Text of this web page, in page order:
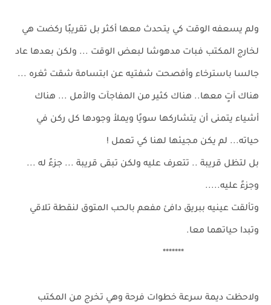
ولم يسعفه الوقت كي يتحدث معها أكثر بل تقريبًا ركضت هي
لخارج المكتب فبات مدهوشا لبعض الوقت ... ولكن بعدها عاد
جالسا باسترخاء وأفصحت شفتيه عن ابتسامة شقت ثغره ...
هناك آتٍ معها.. هناك كثير من المفاجآت والأمل ... هناك
أشياء يتمنى أن يتشاركها سويًا ويملأ وجودها كل ركن في
حياته... لم يكن مجيئها لهنا كي تعمل !
بل لتظل قريبة .. تتعرف عليه ولكن تبقى قريبة ... جزءً له ...
وجزءً عليه.....
وتألقت عينيه ببريق دافئ مفعم بالحب المتوق لنقطة تلاقي
وتبدا حياتهما معا.
*******
ولاحظت ديمة سرعة خطوات فرحة وهي تخرج من المكتب